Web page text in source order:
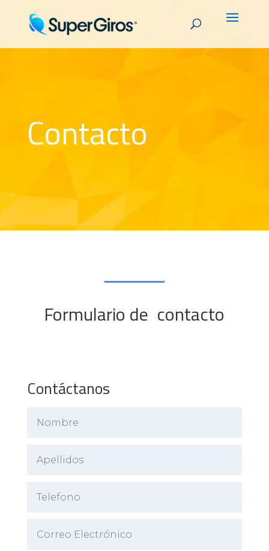
Contacto
Formulario de contacto
Contáctanos